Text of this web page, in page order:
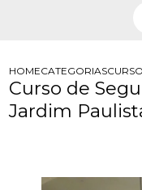
HOMECATEGORIAS
Curso de
Jardim